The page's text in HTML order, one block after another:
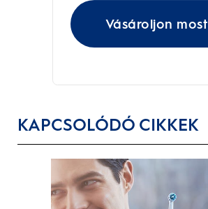
Vásároljon most
KAPCSOLÓDÓ CIKKEK